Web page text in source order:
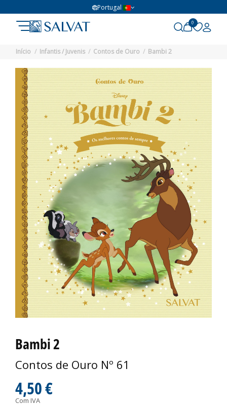
Portugal
0
Início Infantis / Juvenis Contos de Ouro Bambi 2
Bambi 2
Contos de Ouro Nº 61
4,50 €
Com IVA